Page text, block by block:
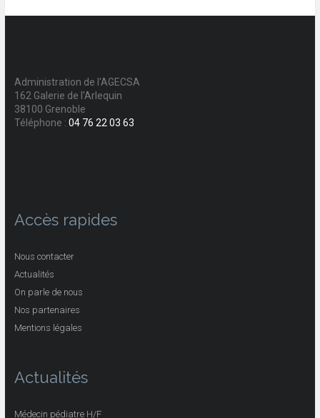
Administration de l'AGECSA
162 Galerie de l'Arlequin
38100 Grenoble
Téléphone : 04 76 22 03 63
Accès rapides
Nous contacter
Actualités
On parle de nous
Nos partenaires
Mentions légales
Actualités
Médecin pédiatre H/F